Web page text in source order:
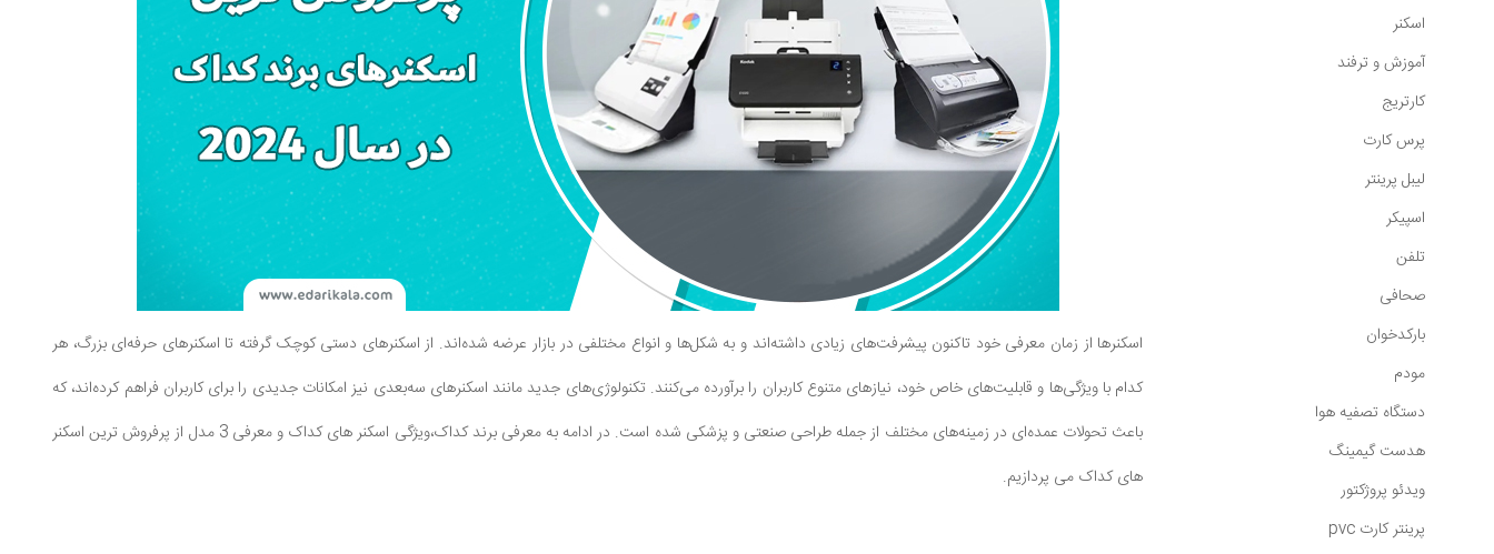
اسکنر
آموزش و ترفند
کارتریج
پرس کارت
لیبل پرینتر
اسپیکر
تلفن
صحافی
بارکدخوان
مودم
دستگاه تصفیه هوا
هدست گیمینگ
ویدئو پروژکتور
پرینتر کارت pvc
اسکنرها از زمان معرفی خود تاکنون پیشرفت‌های زیادی داشته‌اند و به شکل‌ها و انواع مختلفی در بازار عرضه شده‌اند. از اسکنرهای دستی کوچک گرفته تا اسکنرهای حرفه‌ای بزرگ، هر
کدام با ویژگی‌ها و قابلیت‌های خاص خود، نیازهای متنوع کاربران را برآورده می‌کنند. تکنولوژی‌های جدید مانند اسکنرهای سه‌بعدی نیز امکانات جدیدی را برای کاربران فراهم کرده‌اند، که
باعث تحولات عمده‌ای در زمینه‌های مختلف از جمله طراحی صنعتی و پزشکی شده است. در ادامه به معرفی برند کداک،ویژگی اسکنر های کداک و معرفی 3 مدل از پرفروش ترین اسکنر
های کداک می پردازیم.